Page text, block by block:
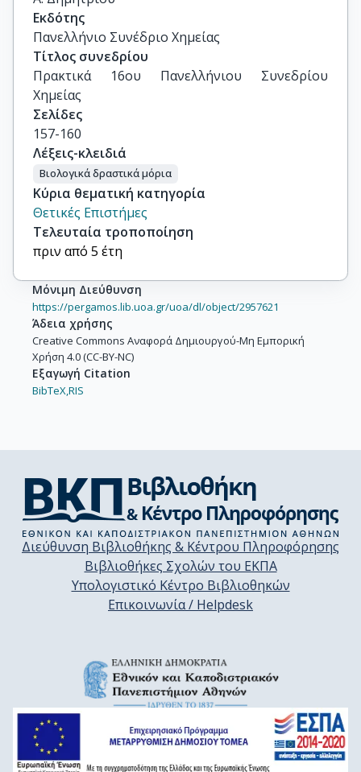
Εκδότης
Πανελλήνιο Συνέδριο Χημείας
Τίτλος συνεδρίου
Πρακτικά 16ου Πανελλήνιου Συνεδρίου
Χημείας
Σελίδες
157-160
Λέξεις-κλειδιά
Βιολογικά δραστικά μόρια
Κύρια θεματική κατηγορία
Θετικές Επιστήμες
Τελευταία τροποποίηση
πριν από 5 έτη
Μόνιμη Διεύθυνση
https://pergamos.lib.uoa.gr/uoa/dl/object/2957621
Άδεια χρήσης
Creative Commons Αναφορά Δημιουργού-Μη Εμπορική
Χρήση 4.0 (CC-BY-NC)
Εξαγωγή Citation
BibTeX,RIS
Διεύθυνση Βιβλιοθήκης & Κέντρου Πληροφόρησης
Βιβλιοθήκες Σχολών του ΕΚΠΑ
Υπολογιστικό Κέντρο Βιβλιοθηκών
Επικοινωνία / Helpdesk